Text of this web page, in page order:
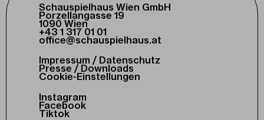
Schauspielhaus Wien GmbH
Porzellangasse 19
1090 Wien
+43 1 317 01 01
office@schauspielhaus.at
Impressum / Datenschutz
Presse / Downloads
Cookie-Einstellungen
Instagram
Facebook
Tiktok